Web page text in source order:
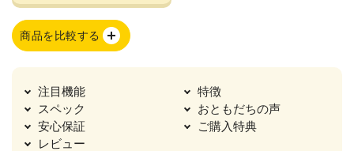
商品を比較する
注目機能
特徴
スペック
おともだちの声
安心保証
ご購入特典
レビュー